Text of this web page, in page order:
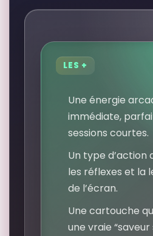
LES +
Une énergie
immédiate,
sessions courtes.
Un type d’action
les réflexes et la
de l’écran.
Une cartouche
une vraie “saveur